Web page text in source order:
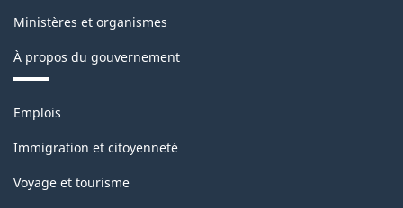
Structure
de
classification
Ministères et organismes
À propos du gouvernement
Thèmes
sujets
Emplois
Immigration et citoyenneté
Voyage et tourisme